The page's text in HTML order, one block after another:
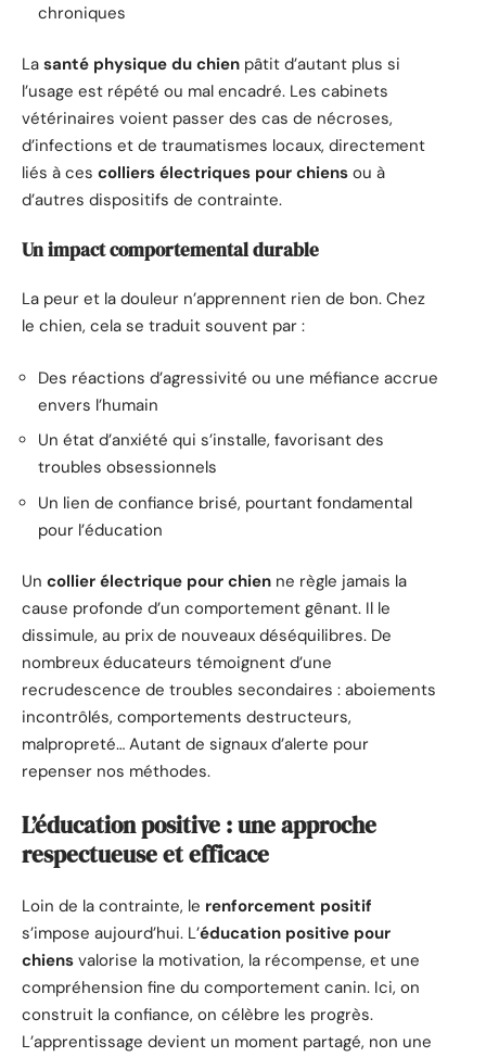
chroniques
La santé physique du chien pâtit d’autant plus si
l’usage est répété ou mal encadré. Les cabinets
vétérinaires voient passer des cas de nécroses,
d’infections et de traumatismes locaux, directement
liés à ces colliers électriques pour chiens ou à
d’autres dispositifs de contrainte.
Un impact comportemental durable
La peur et la douleur n’apprennent rien de bon. Chez
le chien, cela se traduit souvent par :
Des réactions d’agressivité ou une méfiance accrue
envers l’humain
Un état d’anxiété qui s’installe, favorisant des
troubles obsessionnels
Un lien de confiance brisé, pourtant fondamental
pour l’éducation
Un collier électrique pour chien ne règle jamais la
cause profonde d’un comportement gênant. Il le
dissimule, au prix de nouveaux déséquilibres. De
nombreux éducateurs témoignent d’une
recrudescence de troubles secondaires : aboiements
incontrôlés, comportements destructeurs,
malpropreté… Autant de signaux d’alerte pour
repenser nos méthodes.
L’éducation positive : une approche
respectueuse et efficace
Loin de la contrainte, le renforcement positif
s’impose aujourd’hui. L’éducation positive pour
chiens valorise la motivation, la récompense, et une
compréhension fine du comportement canin. Ici, on
construit la confiance, on célèbre les progrès.
L’apprentissage devient un moment partagé, non une